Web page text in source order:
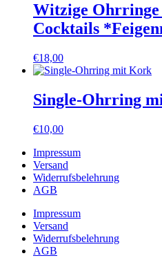
Witzige
Cocktails
€18,00
Single-Ohrring
€10,00
Impressum
Versand
Widerrufsbelehrung
AGB
Impressum
Versand
Widerrufsbelehrung
AGB